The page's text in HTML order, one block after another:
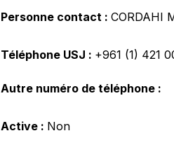
Personne contact : CORDAHI
Téléphone USJ : +961 (1) 421
Autre numéro de téléphone :
Active : Non